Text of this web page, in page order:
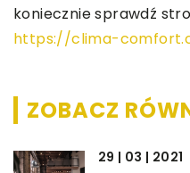
koniecznie sprawdź
https://clima-
ZOBACZ
29 | 03 | 2021